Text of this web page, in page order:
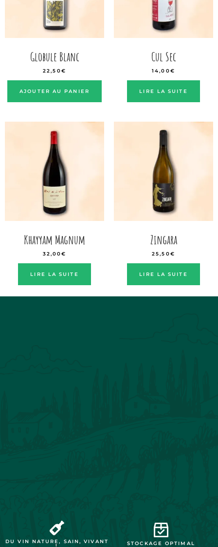
Globule Blanc
22,50€
AJOUTER AU PANIER
Cul Sec
14,00€
LIRE LA SUITE
Khayyam Magnum
32,00€
LIRE LA SUITE
Zingara
25,50€
LIRE LA SUITE
DU VIN NATURE, SAIN, VIVANT
! STOCKAGE OPTIMAL